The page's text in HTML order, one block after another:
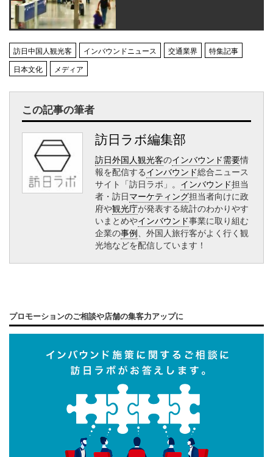
訪日中国人観光客 インバウンドニュース 交通業界
特集記事
日本文化
メディア
この記事の筆者
訪日ラボ編集部
訪日外国人観光客のインバウンド需要情
報を配信するインバウンド総合ニュース
サイト「訪日ラボ」。 インバウンド担当
者・訪日マーケティング担当者向けに政
府や観光庁が発表する統計のわかりやす
いまとめやインバウンド事業に取り組む
企業の事例 、外国人旅行客がよく行く観
光地などを配信しています！
プロモーションのご相談や店舗の集客力アップに